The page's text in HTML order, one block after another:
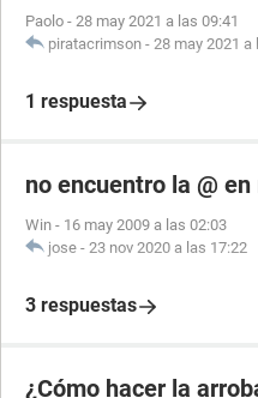
Paolo - 28 may 2021 a las 09:41
piratacrimson - 28 may 2021 a
1 respuesta
no encuentro la @
Win - 16 may 2009 a las 02:03
jose - 23 nov 2020 a las 17:22
3 respuestas
¿Cómo hacer la